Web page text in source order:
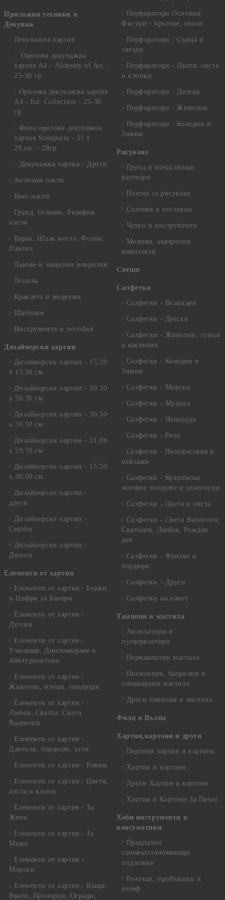
Приложни техники и
Декупаж
Декупажна хартия
Оризова декупажна
хартия А4 - Alchemy of Art -
25-30 гр.
Оризова декупажна хартия
А4 - Itd. Collection - 25-30
гр.
Фина оризова декупажна
хартия Stamperia - 21 х
29.см. - 28гр.
Декупажна хартия - Други
Антични пасти
Вакс пасти
Грунд, Основи, Релефни
пасти
Варак, Шлак метал, Фолио,
Пантна
Лакове и защитни покрития
Лепила
Краклета и медиуми
Шаблони
Инструменти и пособия
Дизайнерски хартии
Дизайнерски хартии - 15.20
х 15.20 см.
Дизайнерски хартии - 20.30
х 20.30 см.
Дизайнерски хартии - 30.50
х 30.50 см.
Дизайнерски хартии - 21,00
х 29,70 см
Дизайнерски хартии - 15.20
x 30.50 см.
Дизайнерски хартии -
други
Дизайнерски хартии -
Сватби
Дизайнерски хартии -
Детски
Елементи от хартия
Елементи от хартия - Букви
и Цифри за Банери
Елементи от хартия -
Детски
Елементи от хартия -
Училище, Дипломиране и
Абитуриентски
Елементи от хартия -
Животни, птици, пеперуди
Елементи от хартия -
Любов, Сватба, Свети
Валентин
Елементи от хартия -
Дантели, бордюри, ъгли
Елементи от хартия - Рамки
Елементи от хартия - Цветя,
листа и клони
Елементи от хартия - За
Жени
Елементи от хартия - За
Мъже
Елементи от хартия -
Морски
Елементи от хартия - Къщи,
Врати, Прозорци, Огради,
Перфоратори Основни
Фигури - кръгове, овали
Перфоратори - Сърца и
звезди
Перфоратори - Цветя, листа
и клонки
Перфоратори - Детски
Перфоратори - Животни
Перфоратори - Коледни и
Зимни
Рисуване
Грунд и почистващи
разтвори
Платна за рисуване
Стативи и поставки
Четки и инструменти
Моливи, акварелни
комплекти
Свещи
Салфетки
Салфетки - Великден
Салфетки - Детски
Салфетки - Животни, птици
и насекоми
Салфетки - Коледни и
Зимни
Салфетки - Морски
Салфетки - Музика
Салфетки - Пеперуди
Салфетки - Рози
Салфетки - Пътешествия и
пейзажи
Салфетки - Кухненски
мотиви, плодове и зеленчуци
Салфетки - Цветя и листа
Салфетки - Свети Валентин,
Сватбени, Любов, Рожден
ден
Салфетки - Фонове и
бордюри
Салфетки - Други
Салфетки на пакет
Тампони и мастила
Апликатори и
пулверизатори
Перманентни мастила
Пигментни, багрилни и
тебеширени мастила
Други тампони и мастила
Филц и Вълна
Хартии,картони и други
Перлени хартии и картони
Хартии и картони
Други Хартии и картони
Хартии и Картони За Печат
Хоби инструменти и
консумативи
Предпазни
самовъзстановяващи
подложки
Режещи, пробиващи и
релеф